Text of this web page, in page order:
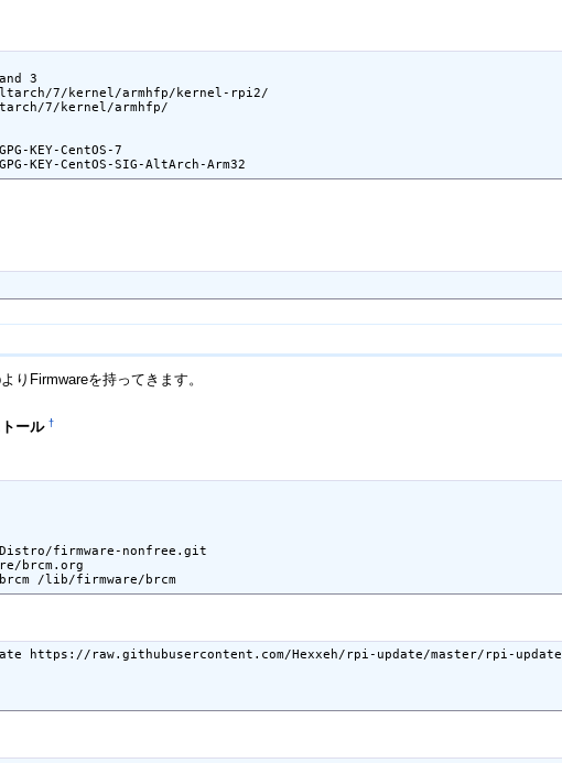
3
7/kernel/armhfp/kernel-rpi2/
7/kernel/armhfp/
KEY-CentOS-7
りFirmwareを持ってきます。
トール†
firmware-nonfree.git
brcm.org
raw.githubusercontent.com/Hexxeh/rpi-update/master/rpi-update